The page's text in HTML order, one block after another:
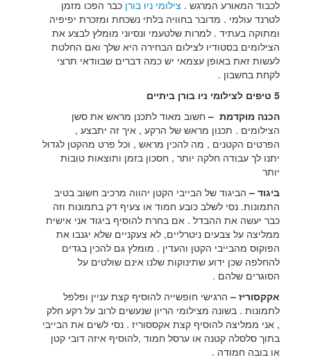
לכבוד המאורע המרגש . צילומי ניו בורן כבר הפכו מזמן
לטרנד עולמי . מדובר בחוויה בלתי נשכחת ומזכרת יפיפיה
ומתוקה בעתיד . למרות שלטעמי ונסיוני מומלץ לבצע את
הצילומים בסטודיו לצילום הבחירה היא שלך ואם החלטת
לעשות זאת באופן עצמאי יש כמה דברים שבוודאי תרצי
לקחת בחשבון .
5 טיפים לצילומי ניו בורן ביתיים
הכנה מוקדמת – חשוב מאוד לתכנן מראש את סשן
הצילומים . תכנון מראש של הרקע , איך זה יתבצע ,
הפרטים הקטנים , מה להכין מראש , וכל פרט מהקטן לגדול
יתנו לך עבודה חלקה יותר , חסכון בזמן ותוצאות טובות
יותר
ביגוד – הביגוד של הבייבי הקטן יהווה מרכיב חשוב בטיב
התמונות. נסי לשלב כובע חמוד או צעיף דק בתמונות וזה
כבר יעשה את ההבדל . אם בחרת להוסיף ביגוד אני אישית
ממליצה על צבעים ניטרליים, לא צעקניים שלא יגנבו את
הפוקוס מהבייבי הקטן והעדין . מומלץ גם להכין בגדים
להחלפה שכן ידוע שתינוקות שלנו אינם שולטים על
הסוגרים שלהם .
אקקסוריז – הרגישי חופשייה להוסיף קצת עניין ופלפל
לתמונות . בשונה מצילומי הריון שנעשים לרוב על רקע חלק
, אני ממליצה להוסיף קצת אקססוריז . נסי לשים את הבייבי
בתוך סלסלה קטנה או ערסל חמוד ,להוסיף איזה דובי קטן
או בובה חמודה .